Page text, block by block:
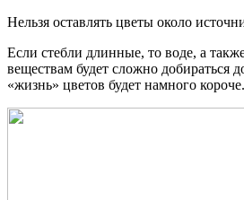
Нельзя оставлять цветы около
Если стебли длинные, то воде, а
веществам будет сложно добираться
«жизнь» цветов будет намного короче.